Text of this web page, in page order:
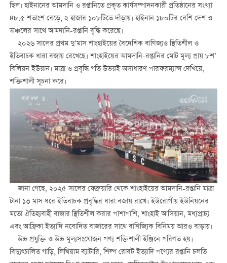
ছিল। হাইনানের আমদানি ও রপ্তানিতে প্রকৃত কার্যসম্পাদনকারী প্রতিষ্ঠানের সংখ্যা
৪৮.৫ শতাংশ বেড়ে, ২ হাজার ১০৮টিতে দাঁড়ায়। হাইনান ১৮০টির বেশি দেশ ও
অঞ্চলের সাথে আমদানি-রপ্তানি বৃদ্ধি করেছে।
২০২৬ সালের প্রথম দু’মাস শাংহাইয়ের বৈদেশিক বাণিজ্যও স্থিতিশীল ও
ইতিবাচক ধারা বজায় রেখেছে। শাংহাইয়ের আমদানি-রপ্তানির মোট মূল্য প্রায় ৮শ’
বিলিয়ন ইউয়ান। মাত্রা ও প্রবৃদ্ধি গতি উভয়ই অসাধারণ পারফরম্যান্স দেখিয়ে,
শক্তিশালী সূচনা করে।
জানা গেছে, ২০২৫ সালের ফেব্রুয়ারি থেকে শাংহাইয়ের আমদানি-রপ্তানি মাত্রা
টানা ১৩ মাস ধরে ইতিবাচক প্রবৃদ্ধির ধারা বজায় রাখে। ইউরোপীয় ইউনিয়নের
মতো ঐতিহ্যবাহী বাজার স্থিতিশীল করার পাশাপাশি, শাংহাই আসিয়ান, মধ্যপ্রাচ্য
এবং আফ্রিকা ইত্যাদি নবোদিত বাজারের সাথে বাণিজ্যিক বিনিময় আরও বাড়ায়।
উচ্চ প্রযুক্তি ও উচ্চ মূল্যসংযোজন পণ্য শক্তিশালী ইঞ্জিনে পরিণত হয়।
বিদ্যুত্চালিত গাড়ি, লিথিয়াম ব্যাটারি, শিল্প রোবট ইত্যাদি পণ্যের রপ্তানি চলতি